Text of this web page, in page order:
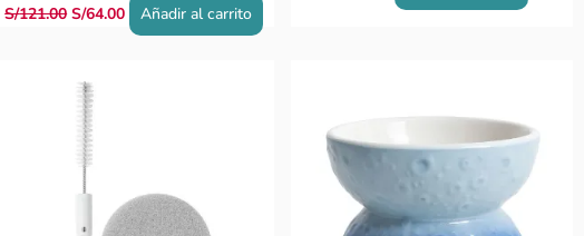
S/121.00 S/64.00 Añadir al carrito